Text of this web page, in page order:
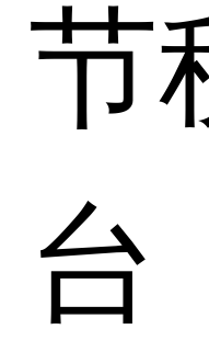
节
台